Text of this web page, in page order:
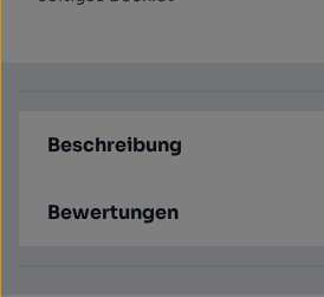
Beschreibung
Bewertungen